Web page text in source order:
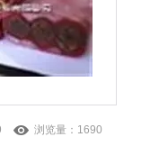
浏览量： 1690